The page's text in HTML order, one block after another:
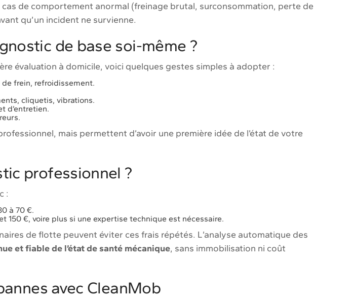
de comportement anormal (freinage brutal, surconsommation, perte de
qu’un incident ne survienne.
de base soi-même ?
évaluation à domicile, voici quelques gestes simples à adopter :
frein, refroidissement.
cliquetis, vibrations.
d’entretien.
mais permettent d’avoir une première idée de l’état de votre
professionnel ?
:
à 70 €.
150 €, voire plus si une expertise technique est nécessaire.
de flotte peuvent éviter ces frais répétés. L’analyse automatique des
et fiable de l’état de santé mécanique, sans immobilisation ni coût
avec CleanMob